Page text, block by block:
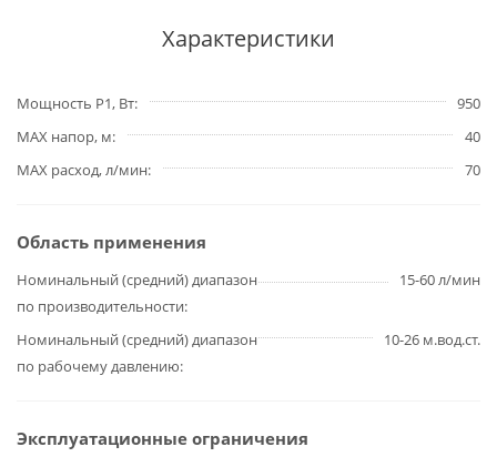
Характеристики
Мощность P1, Вт
950
MAX напор, м
40
MAX расход, л/мин
70
Область применения
Номинальный (средний) диапазон
по производительности
15-60 л/мин
Номинальный (средний) диапазон
по рабочему давлению
10-26 м.вод.ст.
Эксплуатационные ограничения